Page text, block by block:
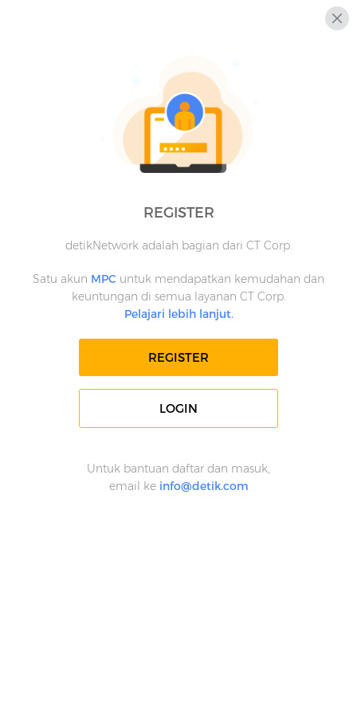
REGISTER
detikNetwork adalah bagian dari CT Corp.
Satu akun MPC untuk mendapatkan kemudahan dan
keuntungan di semua layanan CT Corp.
Pelajari lebih lanjut.
REGISTER
LOGIN
Untuk bantuan daftar dan masuk,
email ke info@detik.com